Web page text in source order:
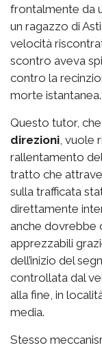
frontalmente da
un ragazzo di
velocità
scontro aveva
contro la
morte istantanea.
Questo tutor, che
direzioni, vuole
rallentamento
tratto che
sulla trafficata
direttamente
anche dovrebbe
apprezzabili
dell’inizio del
controllata dal
alla fine, in
media.
Stesso